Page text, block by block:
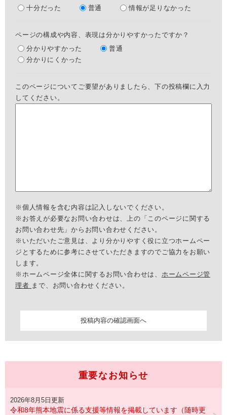
十分だった
普通 情報が足りなかった
ページの構成や内容、表現は分かりやすかったですか？
分かりやすかった
普通
分かりにくかった
このページについてご要望がありましたら、下の投稿欄に入力
してください。
※個人情報を含む内容は記入しないでください。
※お答えが必要なお問い合わせは、上の「このページに関する
お問い合わせ先」からお問い合わせください。
※いただいたご意見は、より分かりやすく役に立つホームペー
ジとするために参考にさせていただきますのでご協力をお願い
します。
※ホームページ全体に関するお問い合わせは、 ホームページ管
理者 まで、お問い合わせください。
重要なお知らせ
2026年8月5日更新
令和8年熊本地震に係る支援等情報を掲載しています（随時更